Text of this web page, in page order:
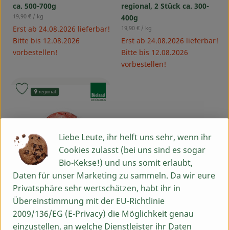
ca. 500-700g
, Referenzpreis:
19,90 € / kg
Erst ab 24.08.2026 lieferbar!
Bitte bis 12.08.2026
vorbestellen!
regional, 2 Stück ca. 300-
400g
, Referenzpreis:
19,90 € / kg
Erst ab 24.08.2026 lieferbar!
Bitte bis 12.08.2026
vorbestellen!
, Preis:
ca. 11,56 € / Stück
Schweinerückensteak
Vorbestellen
, Kontrollstelle:
DE-ÖKO-006
regional
Produkt zu Favouriten hinzufügen
Liebe Leute, ihr helft uns sehr, wenn ihr
Cookies zulasst (bei uns sind es sogar
Bio-Kekse!) und uns somit erlaubt,
Daten für unser Marketing zu sammeln. Da wir eure
Privatsphäre sehr wertschätzen, habt ihr in
Übereinstimmung mit der EU-Richtlinie
2009/136/EG (E-Privacy) die Möglichkeit genau
einzustellen, an welche Dienstleister ihr Daten